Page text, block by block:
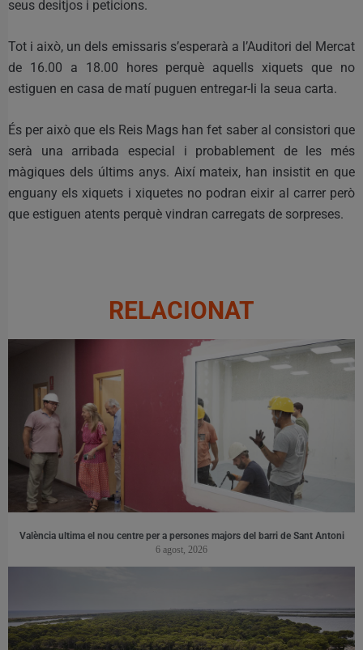
seus desitjos i peticions.
Tot i això, un dels emissaris s’esperarà a l’Auditori del Mercat
de 16.00 a 18.00 hores perquè aquells xiquets que no
estiguen en casa de matí puguen entregar-li la seua carta.
És per això que els Reis Mags han fet saber al consistori que
serà una arribada especial i probablement de les més
màgiques dels últims anys. Així mateix, han insistit en que
enguany els xiquets i xiquetes no podran eixir al carrer però
que estiguen atents perquè vindran carregats de sorpreses.
RELACIONAT
València ultima el nou centre per a persones majors del barri de Sant Antoni
6 agost, 2026